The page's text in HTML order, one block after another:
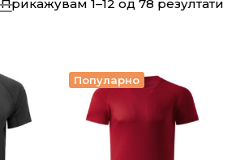
Прикажувам 1–12 од 78 резултати
Популарно